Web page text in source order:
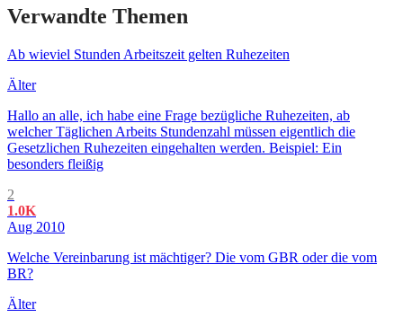
Verwandte Themen
Ab wieviel Stunden Arbeitszeit gelten Ruhezeiten
Älter
Hallo an alle, ich habe eine Frage bezügliche Ruhezeiten, ab
welcher Täglichen Arbeits Stundenzahl müssen eigentlich die
Gesetzlichen Ruhezeiten eingehalten werden. Beispiel: Ein
besonders fleißig
2
1.0K
Aug 2010
Welche Vereinbarung ist mächtiger? Die vom GBR oder die vom
BR?
Älter